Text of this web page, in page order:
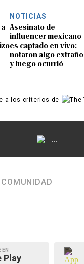
NOTICIAS
Asesinato de
influencer mexicano
es captado en vivo:
notaron algo extraño
y luego ocurrió
a los criterios de
...
EN
Play